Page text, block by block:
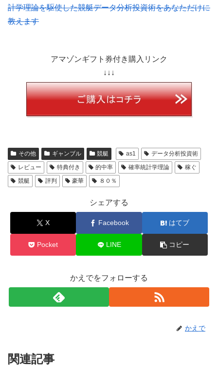
計学理論を駆使した競艇データ分析投資術をあなただけに
教えます
アマゾンギフト券付き購入リンク
↓↓↓
その他 ギャンブル 競艇 as1
データ分析投資術
レビュー
特典付き 的中率 確率統計学理論
稼ぐ
競艇
評判 豪華 ８０％
シェアする
X Facebook はてブ
Pocket LINE コピー
かえでをフォローする
かえで
関連記事